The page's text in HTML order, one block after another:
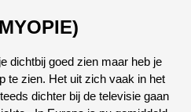
dichtbij goed zien maar heb je
te zien. Het uit zich vaak in het
dichter bij de televisie gaan